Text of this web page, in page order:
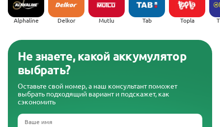
Alphaline Delkor Mutlu Tab Topla
Не знаете, какой аккумулятор
выбрать?
Оставьте свой номер, а наш консультант поможет
выбрать подходящий вариант и подскажет, как
сэкономить
Ваше имя